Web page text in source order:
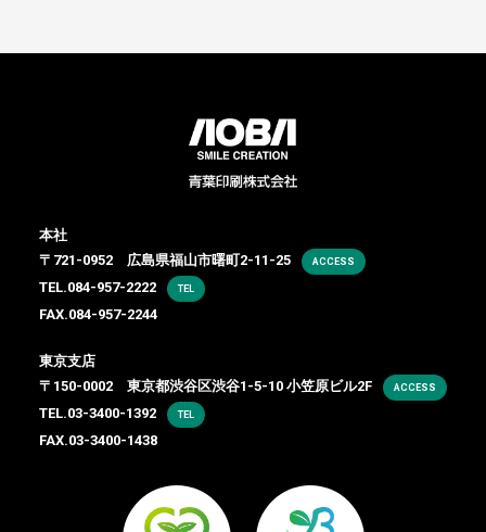
本社
〒721-0952 広島県福山市曙町2-11-25
ACCESS
TEL.084-957-2222 TEL
FAX.084-957-2244
東京支店
〒150-0002 東京都渋谷区渋谷1-5-10 小笠原ビル2F
ACCESS
TEL.03-3400-1392 TEL
FAX.03-3400-1438